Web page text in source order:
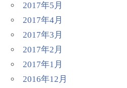
2017年5月
2017年4月
2017年3月
2017年2月
2017年1月
2016年12月